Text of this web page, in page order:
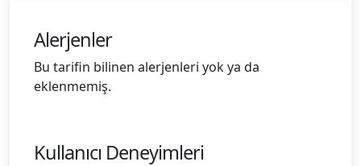
Alerjenler
Bu tarifin bilinen alerjenleri yok ya da
eklenmemiş.
Kullanıcı Deneyimleri